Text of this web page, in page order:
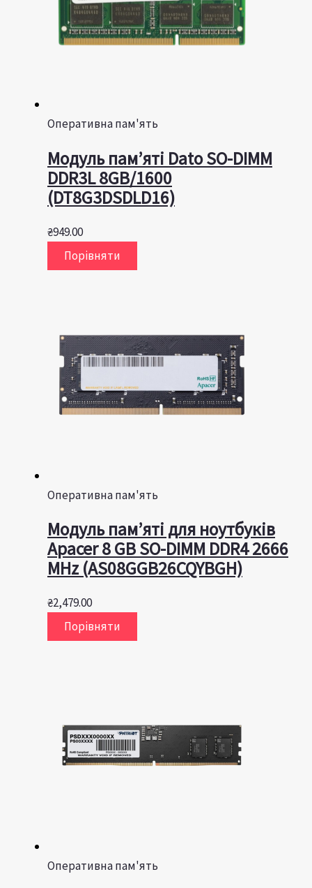
Оперативна пам'ять
Модуль пам’яті Dato SO-DIMM
DDR3L 8GB/1600
(DT8G3DSDLD16)
₴949.00
Порівняти
Оперативна пам'ять
Модуль пам’яті для ноутбуків
Apacer 8 GB SO-DIMM DDR4 2666
MHz (AS08GGB26CQYBGH)
₴2,479.00
Порівняти
Оперативна пам'ять